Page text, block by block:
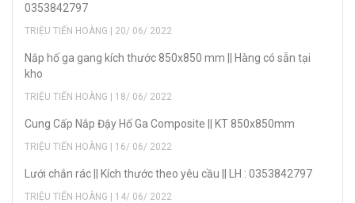
0353842797
TRIỆU TIẾN HOÀNG | 20/ 06/ 2022
Nắp hố ga gang kích thước 850x850 mm || Hàng có sẵn tại
kho
TRIỆU TIẾN HOÀNG | 18/ 06/ 2022
Cung Cấp Nắp Đậy Hố Ga Composite || KT 850x850mm
TRIỆU TIẾN HOÀNG | 16/ 06/ 2022
Lưới chắn rác || Kích thước theo yêu cầu || LH : 0353842797
TRIỆU TIẾN HOÀNG | 14/ 06/ 2022